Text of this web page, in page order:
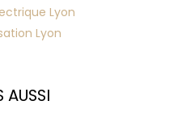
Lyon
Lyon
AUSSI